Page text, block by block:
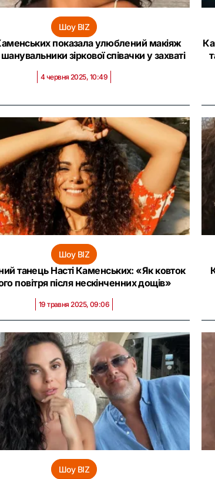
Шоу BIZ
показала улюблений макіяж
зіркової співачки у захваті
4 червня 2025, 10:49
Шоу BIZ
танець Насті Каменських: «Як ковток
повітря після нескінченних дощів»
19 травня 2025, 09:06
Шоу BIZ